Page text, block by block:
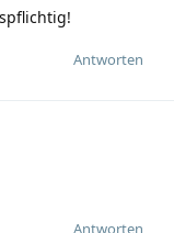
Antworten
Antworten